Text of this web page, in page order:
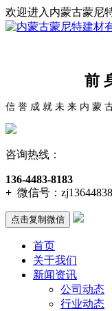
欢迎进入内蒙古蒙尼
前
信 誉 成 就 未 来 内 蒙
咨询热线：
136-4483-8183
+ 微信号：
点击复制微信
首页
关于我们
新闻资讯
公司动态
行业动态